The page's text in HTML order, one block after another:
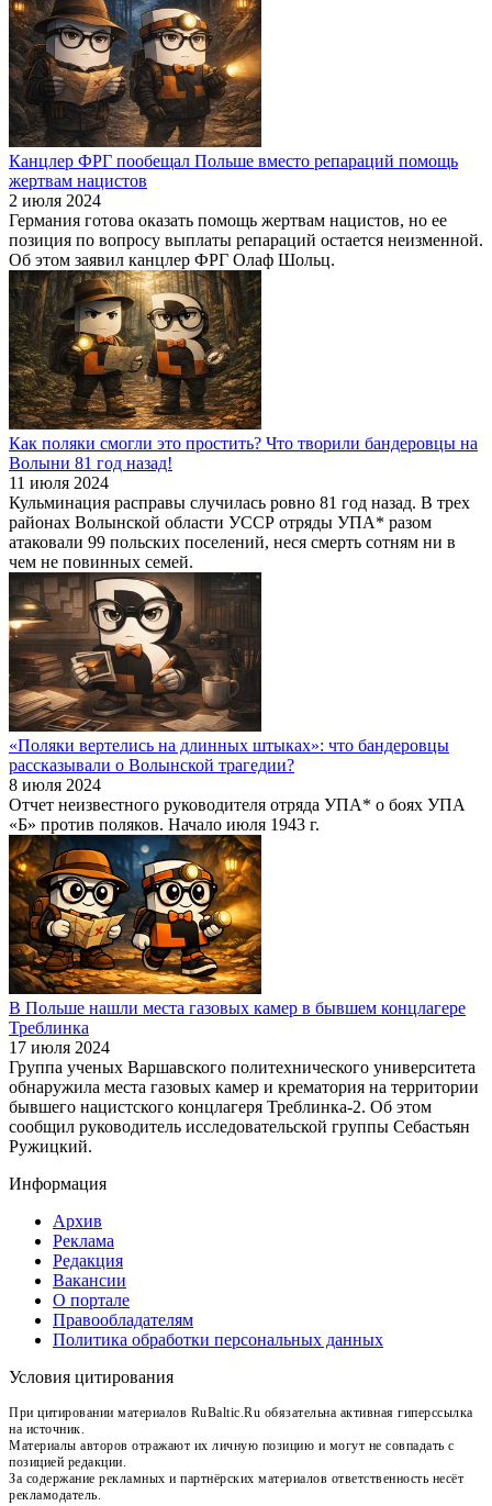
Канцлер ФРГ пообещал Польше вместо репараций помощь
жертвам нацистов
2 июля 2024
Германия готова оказать помощь жертвам нацистов, но ее
позиция по вопросу выплаты репараций остается неизменной.
Об этом заявил канцлер ФРГ Олаф Шольц.
Как поляки смогли это простить? Что творили бандеровцы на
Волыни 81 год назад!
11 июля 2024
Кульминация расправы случилась ровно 81 год назад. В трех
районах Волынской области УССР отряды УПА* разом
атаковали 99 польских поселений, неся смерть сотням ни в
чем не повинных семей.
«Поляки вертелись на длинных штыках»: что бандеровцы
рассказывали о Волынской трагедии?
8 июля 2024
Отчет неизвестного руководителя отряда УПА* о боях УПА
«Б» против поляков. Начало июля 1943 г.
В Польше нашли места газовых камер в бывшем концлагере
Треблинка
17 июля 2024
Группа ученых Варшавского политехнического университета
обнаружила места газовых камер и крематория на территории
бывшего нацистского концлагеря Треблинка-2. Об этом
сообщил руководитель исследовательской группы Себастьян
Ружицкий.
Информация
Архив
Реклама
Редакция
Вакансии
О портале
Правообладателям
Политика обработки персональных данных
Условия цитирования
При цитировании материалов RuBaltic.Ru обязательна активная гиперссылка
на источник.
Материалы авторов отражают их личную позицию и могут не совпадать с
позицией редакции.
За содержание рекламных и партнёрских материалов ответственность несёт
рекламодатель.